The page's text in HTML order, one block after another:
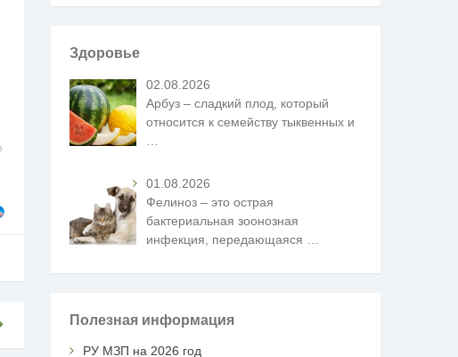
Здоровье
02.08.2026
Арбуз – сладкий плод, который
относится к семейству тыквенных и
01.08.2026
Фелиноз – это острая
бактериальная зоонозная
инфекция, передающаяся
Полезная информация
РУ МЗП на 2026 год